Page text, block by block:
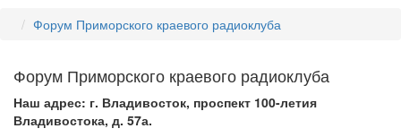
Форум Приморского краевого радиоклуба
Форум Приморского краевого радиоклуба
Наш адрес: г. Владивосток, проспект 100-летия
Владивостока, д. 57а.